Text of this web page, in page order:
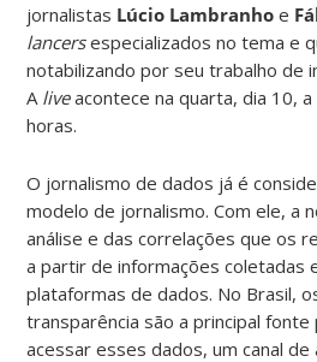
jornalistas Lúcio Lambranho e
lancersespecializados no tema e
notabilizando por seu trabalho de
A liveacontece na quarta, dia 10,
horas.
O jornalismo de dados já é
modelo de jornalismo. Com ele, a
análise e das correlações que os
a partir de informações coletadas
plataformas de dados. No Brasil,
transparência são a principal fonte
acessar esses dados, um canal de